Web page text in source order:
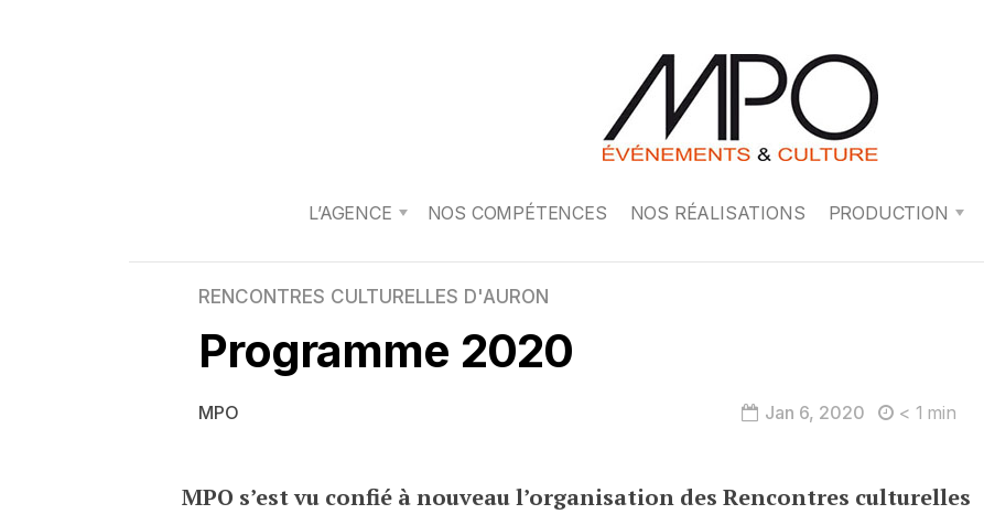
L’AGENCE NOS COMPÉTENCES NOS RÉALISATIONS PRODUCTION
RENCONTRES CULTURELLES D'AURON
Programme 2020
MPO Jan 6, 2020 < 1 min
MPO s’est vu confié à nouveau l’organisation des Rencontres culturelles